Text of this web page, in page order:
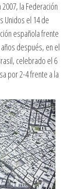
la Federación
Unidos el 14 de
española frente
después, en el
celebrado el 6
por 2-4 frente a la